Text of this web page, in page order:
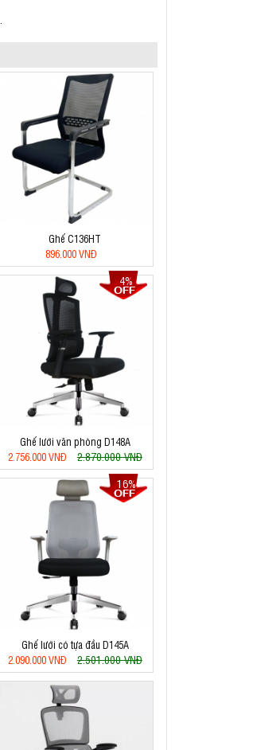
Ghế C136HT
896.000 VNĐ
4%
Ghế lưới văn phòng D148A
2.756.000 VNĐ
2.870.000 VNĐ
16%
Ghế lưới có tựa đầu D145A
2.090.000 VNĐ
2.501.000 VNĐ